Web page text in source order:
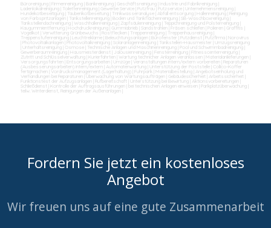
Büroreinigung| Firmenreinigung| Bankreinigung| Geschäftsreinigung| Industrie und Fabrikreinigung|
Ladenlokalreinigung| Toilettenreinigung| Gewerbe Service| Putzfrau| Putzservice| Unternehmensreinigung|
Hundekotbeseitigung| Taubenkotbeseitung| Trinkwasseranalyse| Abfall entsorgung| Hallenreinigung| Reinigung
von Farbspritzanlagen
Tankstellenreinigung| Boden und Tankflächenreinigung| SB-Waschboxreinigung|
Tankstellendachreinigung| Waschhallenreinigung| Zapfsäulenreinigung| Teppichreinigung und Polsterreinigung|
Kaugummientfernung| Hochdruckreinigung| Gummiabrieb| Sandstrahlen Fräsen schleifen Polieren Graffitis
Vogelkot
Verwitterung Grünbewuchs | Rostflecken Treppenreinigung| Treppenhausreinigung|
Treppenstufenreinigung| Leuchtreklame| Beleuchtungsanlagen Bürofenster Putzdienst |Putzfirma| Norovirus
Photovoltaikanlagen Photovoltaikreinigung| Solaranlagenreinigung| Tankstellen-Hausmeister
Umzugsreinigung
Unterhaltsreinigung| Osmose| Technische Anlagen und Maschinenreinigung| Pool und Schwimmbadreinigung|
Gewerberaumreinigung| Hausmeisterdienst Jalousienreinigung| Fensterreinigung| Fitnesscenterreinigung|
Zutritt und Schlüsselverwaltung| Kurierfahrten Wartung technicher Anlagen veranlassen Materialanlieferungen
Versorgungsfahrten
Entsorgungsarbeiten Umzüge| Veranstaltungen intern/extern vorbereiten
Reparaturen
(Ausbesserungsarbeiten) intern/extern
Automatenwartung| Unterstützung der Poststelle|
Collico-Koffer
fertigmachen
Vordrucksmanagement (Lagerhaltung)| Fuhrpark| Materialbestellung| Angebotseinholung und
Verhandlungen bei Reparaturen |Überwachung von Wartungsaufträgen Gebäudesicherheit Arbeitssicherheit
Funktionstest der Aufzugsanlagen
Rufbereitschaft Unterstützung bei Bewirtung| Aktionsvorbereitungen
Schließdienst Kontrolle der Auftragsausführungen bei technischen Anlagen einweisen Parkplatzüberwachung|
teilw. Winterdienst, Reinigungen der Außenanlagen
Fordern Sie jetzt ein kostenloses
Angebot
Wir freuen uns auf eine gute Zusammenarbeit